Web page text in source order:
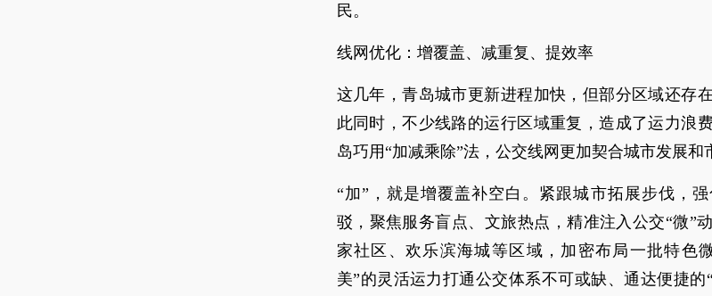
民。
线网优化：增覆盖、减重复、提效率
这几年，青岛城市更新进程加快，但部分区域还存
此同时，不少线路的运行区域重复，造成了运力浪
岛巧用“加减乘除”法，公交线网更加契合城市发展和
“加”，就是增覆盖补空白。紧跟城市拓展步伐，
驳，聚焦服务盲点、文旅热点，精准注入公交“微”
家社区、欢乐滨海城等区域，加密布局一批特色
美”的灵活运力打通公交体系不可或缺、通达便捷的